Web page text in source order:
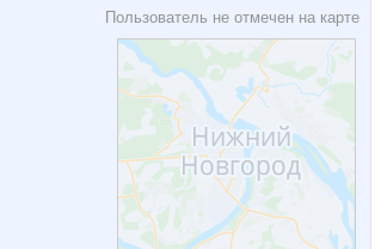
Пользователь не отмечен на карте